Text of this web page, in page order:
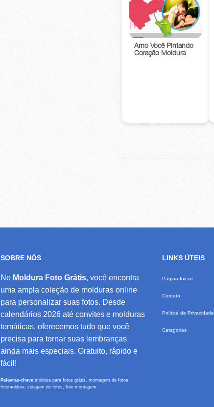
Amo Você Pintando
Coração Moldura
SOBRE NÓS
No Moldura Foto Grátis, você encontra
uma ampla coleção de molduras online
para personalizar suas fotos. Desde
calendários 2026 até convites e molduras
temáticas, oferecemos tudo que você
precisa para tornar suas lembranças
ainda mais especiais. Gratuito, rápido e
fácil!
Palavras-chave:moldura para fotos grátis, montagem de fotos,
fotomoldura, colagem de fotos, foto montagem.
LINKS ÚTEIS
Página Inicial
Contato
Política de Privacidade
Categorias